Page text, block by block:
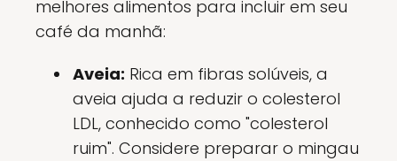
melhores alimentos para incluir em seu
café da manhã:
Aveia: Rica em fibras solúveis, a
aveia ajuda a reduzir o colesterol
LDL, conhecido como "colesterol
ruim". Considere preparar o mingau